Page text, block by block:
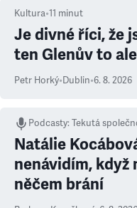
Kultura•11 minut
Je divné říci, že
ten Glenův to
Petr Horký•Dublin•6. 8. 2026
Podcasty:Tekutá
Natálie
nenávidím, když
něčem brání